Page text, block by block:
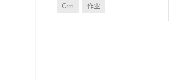
Crm 作业